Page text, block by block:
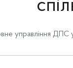
управління ДПС